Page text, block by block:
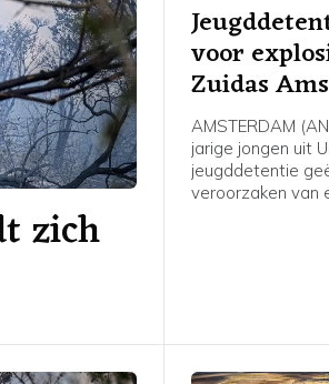
zich
voor
Zuidas
AMSTERDAM
jarige jongen uit
jeugddetentie
veroorzaken van